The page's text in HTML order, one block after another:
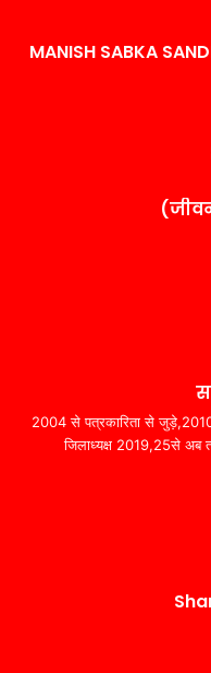
MANISH SABKA
2004 से पत्रकारिता से
जिलाध्यक्ष 2019,25से